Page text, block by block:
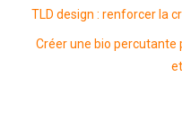
TLD design : renforcer la
Créer une bio